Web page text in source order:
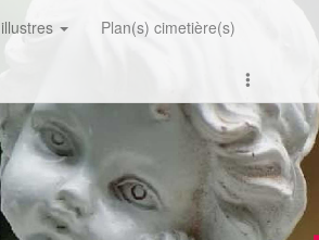
Plan(s) cimetière(s)